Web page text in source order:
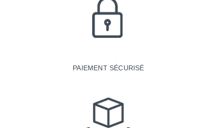
PAIEMENT SÉCURISÉ